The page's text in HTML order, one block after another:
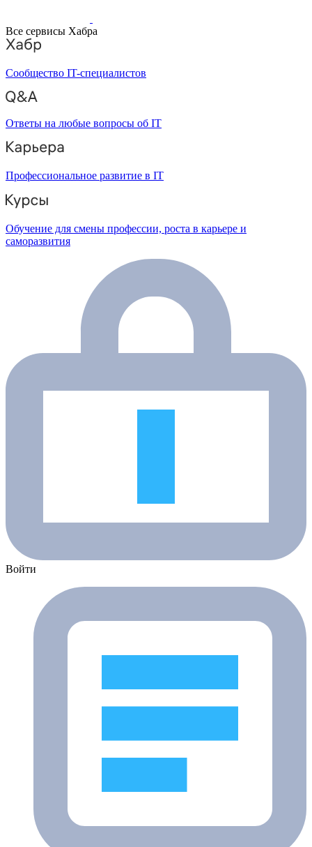
Все сервисы Хабра
Сообщество IT-специалистов
Ответы на любые вопросы об IT
Профессиональное развитие в IT
Обучение для смены профессии, роста в карьере и
саморазвития
Войти